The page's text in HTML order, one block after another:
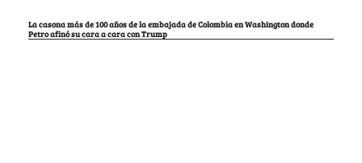
La casona más de 100 años de la embajada de Colombia en Washington donde
Petro afinó su cara a cara con Trump